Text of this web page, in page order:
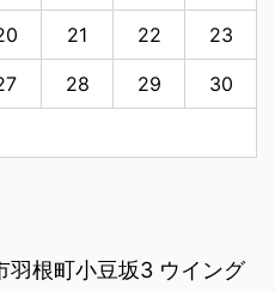
21 22 23
28 29 30
根町小豆坂3 ウイング